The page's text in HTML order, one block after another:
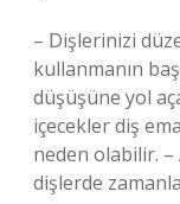
– Dişlerinizi
kullanmanın
düşüşüne yol
içecekler diş
neden olabilir.
dişlerde